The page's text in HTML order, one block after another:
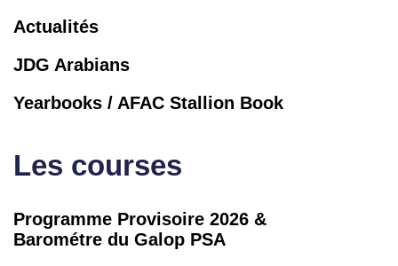
Actualités
JDG Arabians
Yearbooks / AFAC Stallion Book
Les courses
Programme Provisoire 2026 &
Barométre du Galop PSA